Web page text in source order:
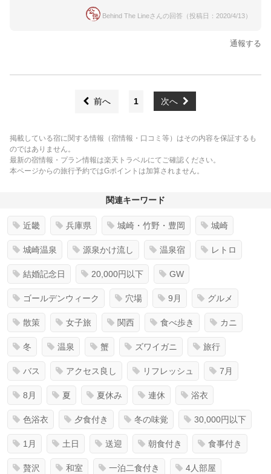
Behind The Lineさんの回答（投稿日：2020/4/13）
通報する
前へ 1 次へ
掲載している宿に関する情報（宿情報・口コミ等）はその内容を保証するも
のではありません。
最新の宿情報・プラン情報は楽天トラベルにてご確認ください。
本ページからの旅行予約ではGポイントは加算されません。
関連キーワード
近畿 兵庫県 城崎・竹野・豊岡 城崎
城崎温泉 源泉かけ流し 温泉宿 レトロ
結婚記念日 20,000円以下 GW
ゴールデンウィーク 穴場 9月 グルメ
散策 女子旅 関西 食べ歩き カニ
冬 温泉 蟹 ズワイガニ 旅行
バス アクセス良し リフレッシュ 7月
8月 夏 夏休み 連休 浴衣
色浴衣 夕食付き 冬の味覚 30,000円以下
1月 土日 送迎 朝食付き 食事付き
贅沢 和室 一泊二食付き 4人部屋